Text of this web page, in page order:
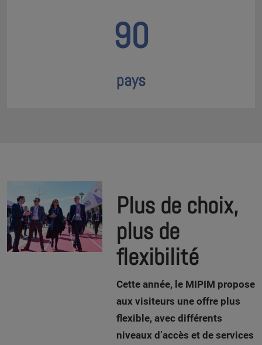
90
pays
Plus de choix,
plus de
flexibilité
Cette année, le MIPIM propose
aux visiteurs une offre plus
flexible, avec différents
niveaux d’accès et de services